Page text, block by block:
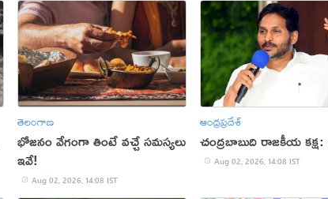
తెలంగాణ
భోజనం వేగంగా తింటే వచ్చే సమస్యలు
ఇవే!
Aug 02, 2026, 14:08 IST
ఆంధ్రప్రదేశ్
చంద్రబాబుది రాజకీయ
Aug 02, 2026, 14:08 IST